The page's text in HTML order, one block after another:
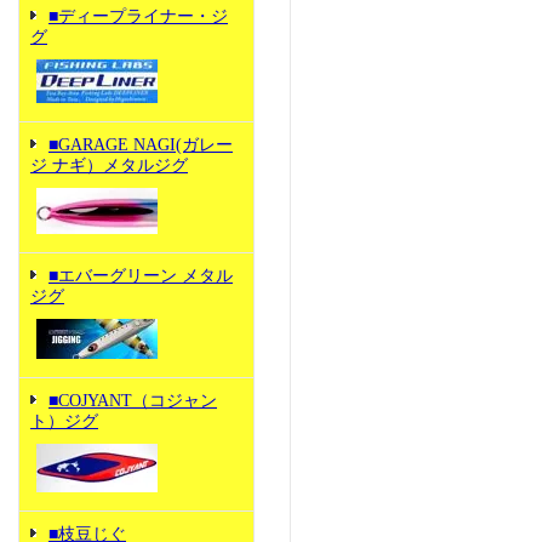
■ディープライナー・ジ
グ
■GARAGE NAGI(ガレー
ジ ナギ）メタルジグ
■エバーグリーン メタル
ジグ
■COJYANT（コジャン
ト）ジグ
■枝豆じぐ